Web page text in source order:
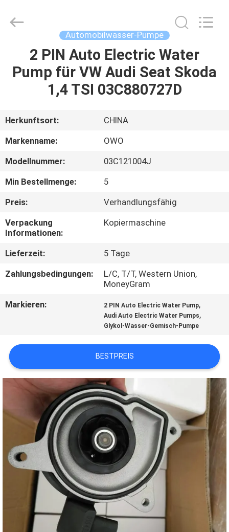
STARTSEITE
PRODUKTE
VIDEOS
UNS
FABRIK
TOUR
QUALITÄTSKONTROLLE
ALLE
FÄLLE
REFERENZEN
SITEMAP
DATENSCHUTZRICHTLINIE
Motor
Technology
Automobilwasser-Pumpe
2 PIN Auto Electric Water
Pump für VW Audi Seat Skoda
1,4 TSI 03C880727D
Herkunftsort:
CHINA
Markenname:
OWO
Modellnummer:
03C121004J
Min Bestellmenge:
5
Preis:
Verhandlungsfähig
Verpackung
Informationen:
Kopiermaschine
Lieferzeit:
5 Tage
Zahlungsbedingungen:
L/C, T/T, Western Union,
MoneyGram
Markieren:
2 PIN Auto Electric Water Pump,
Audi Auto Electric Water Pumps,
Glykol-Wasser-Gemisch-Pumpe
BESTPREIS